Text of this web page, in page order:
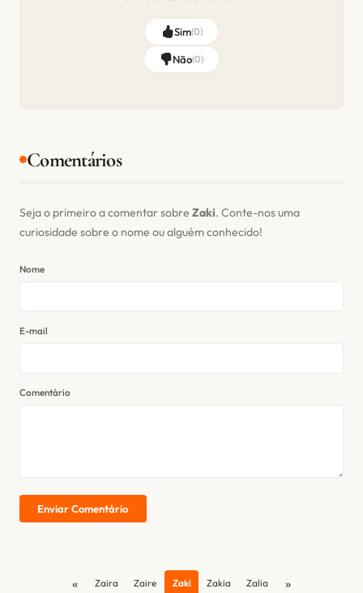
Sim(0)
Não(0)
Comentários
Seja o primeiro a comentar sobre Zaki. Conte-nos uma
curiosidade sobre o nome ou alguém conhecido!
Nome
E-mail
Comentário
Enviar Comentário
« Zaira Zaire Zaki Zakia Zalia »